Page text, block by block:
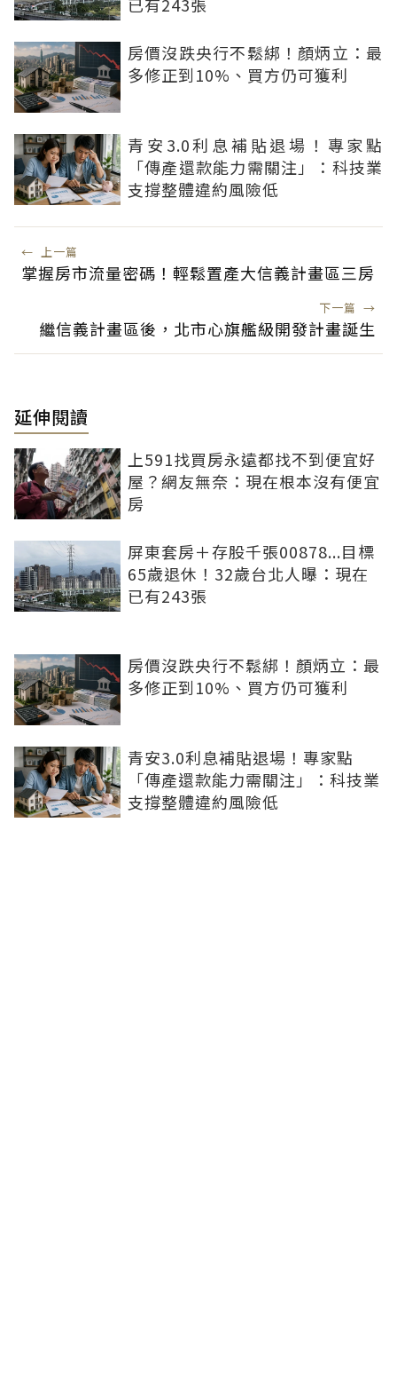
房價沒跌央行不鬆綁！顏炳立：最
多修正到10%、買方仍可獲利
青安3.0利息補貼退場！專家點
「傳產還款能力需關注」：科技業
支撐整體違約風險低
← 上一篇
掌握房市流量密碼！輕鬆置產大信義計畫區三房
下一篇 →
繼信義計畫區後，北市心旗艦級開發計畫誕生
延伸閱讀
上591找買房永遠都找不到便宜好
屋？網友無奈：現在根本沒有便宜
房
屏東套房＋存股千張00878...目標
65歲退休！32歲台北人曝：現在
已有243張
房價沒跌央行不鬆綁！顏炳立：最
多修正到10%、買方仍可獲利
青安3.0利息補貼退場！專家點
「傳產還款能力需關注」：科技業
支撐整體違約風險低